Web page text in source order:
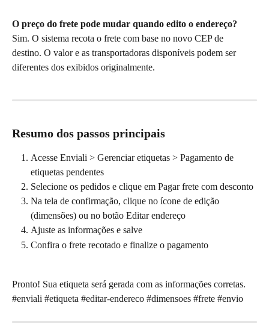
O preço do frete pode mudar quando edito o endereço?
Sim. O sistema recota o frete com base no novo CEP de
destino. O valor e as transportadoras disponíveis podem ser
diferentes dos exibidos originalmente.
Resumo dos passos principais
Acesse Enviali > Gerenciar etiquetas > Pagamento de
etiquetas pendentes
Selecione os pedidos e clique em Pagar frete com desconto
Na tela de confirmação, clique no ícone de edição
(dimensões) ou no botão Editar endereço
Ajuste as informações e salve
Confira o frete recotado e finalize o pagamento
Pronto! Sua etiqueta será gerada com as informações corretas.
#enviali #etiqueta #editar-endereco #dimensoes #frete #envio